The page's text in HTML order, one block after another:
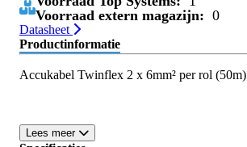
Voorraad extern magazijn: 0
Datasheet
Productinformatie
Accukabel Twinflex 2 x 6mm² per rol (50m)
Lees meer